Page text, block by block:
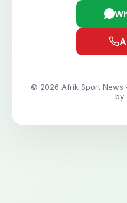
© 2026 Afrik Sport
by